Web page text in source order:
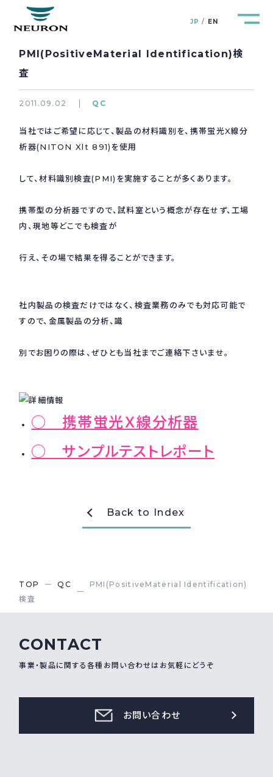
JP EN
企業情報
研究開発 R&D
新着情報 News&Topics
お問い合わせ
PMI(PositiveMaterial Identification)検
査
2011.09.02 QC
当社ではご希望に応じて、製品の材料識別を、携帯蛍光X線分
析器(NITON Xlt 891)を使用
して、材料識別検査(PMI)を実施することが多くあります。
携帯型の分析器ですので、試料室という概念が存在せず、工場
内、現地等どこでも検査が
行え、その場で結果を得ることができます。
社内製品の検査だけではなく、検査業務のみでも対応可能で
すので、金属製品の分析、識
別でお困りの際は、ぜひとも当社までご連絡下さいませ。
○ 携帯蛍光Ｘ線分析器
○ サンプルテストレポート
Back to Index
TOP QC
PMI(PositiveMaterial Identification)
検査
CONTACT
事業・製品に関する各種お問い合わせはお気軽にどうぞ
お問い合わせ